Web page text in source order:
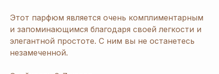
Этот парфюм является очень комплиментарным
и запоминающимся благодаря своей легкости и
элегантной простоте. С ним вы не останетесь
незамеченной.